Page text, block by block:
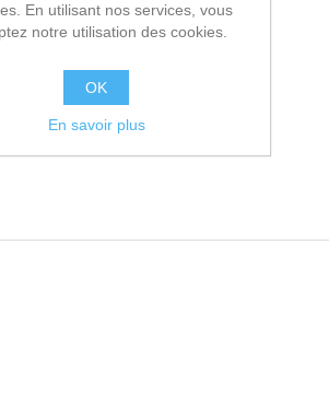
En utilisant nos services, vous
notre utilisation des cookies.
OK
En savoir plus